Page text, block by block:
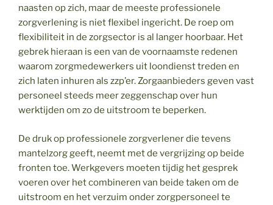
naasten op zich, maar de meeste professionele
zorgverlening is niet flexibel ingericht. De roep om
flexibiliteit in de zorgsector is al langer hoorbaar. Het
gebrek hieraan is een van de voornaamste redenen
waarom zorgmedewerkers uit loondienst treden en
zich laten inhuren als zzp’er. Zorgaanbieders geven vast
personeel steeds meer zeggenschap over hun
werktijden om zo de uitstroom te beperken.
De druk op professionele zorgverlener die tevens
mantelzorg geeft, neemt met de vergrijzing op beide
fronten toe. Werkgevers moeten tijdig het gesprek
voeren over het combineren van beide taken om de
uitstroom en het verzuim onder zorgpersoneel te